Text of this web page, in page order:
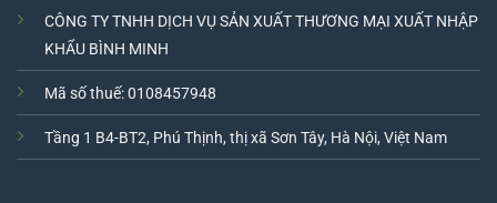
CÔNG TY TNHH DỊCH VỤ SẢN XUẤT THƯƠNG MẠI XUẤT NHẬP
KHẨU BÌNH MINH
Mã số thuế: 0108457948
Tầng 1 B4-BT2, Phú Thịnh, thị xã Sơn Tây, Hà Nội, Việt Nam